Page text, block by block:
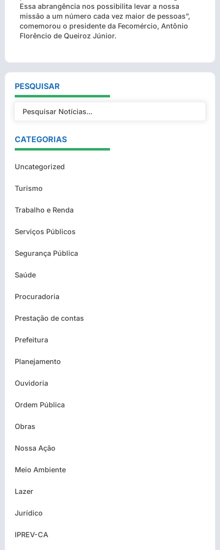
Essa abrangência nos possibilita levar a nossa
missão a um número cada vez maior de pessoas”,
comemorou o presidente da Fecomércio, Antônio
Florêncio de Queiroz Júnior.
PESQUISAR
CATEGORIAS
Uncategorized
Turismo
Trabalho e Renda
Serviços Públicos
Segurança Pública
Saúde
Procuradoria
Prestação de contas
Prefeitura
Planejamento
Ouvidoria
Ordem Pública
Obras
Nossa Ação
Meio Ambiente
Lazer
Jurídico
IPREV-CA